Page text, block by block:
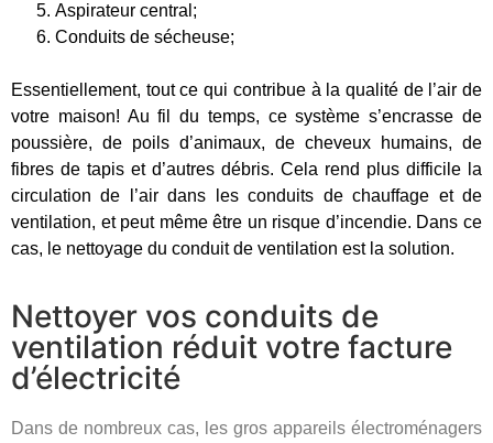
Aspirateur central;
Conduits de sécheuse;
Essentiellement, tout ce qui contribue à la qualité de l’air de
votre maison! Au fil du temps, ce système s’encrasse de
poussière, de poils d’animaux, de cheveux humains, de
fibres de tapis et d’autres débris. Cela rend plus difficile la
circulation de l’air dans les conduits de chauffage et de
ventilation, et peut même être un risque d’incendie. Dans ce
cas, le nettoyage du conduit de ventilation est la solution.
Nettoyer vos conduits de
ventilation réduit votre facture
d’électricité
Dans de nombreux cas, les gros appareils électroménagers